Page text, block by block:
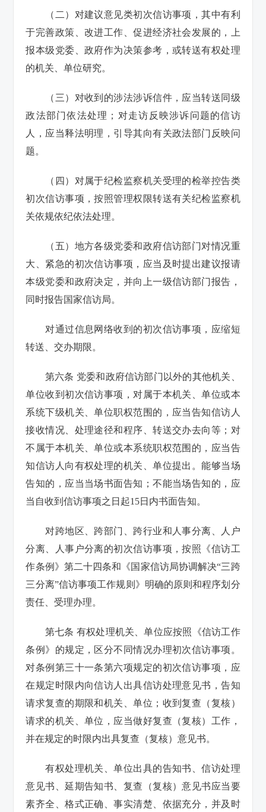
（二）对建议意见类初次信访事项，其中有利
于完善政策、改进工作、促进经济社会发展的，上
报本级党委、政府作为决策参考，或转送有权处理
的机关、单位研究。
（三）对收到的涉法涉诉信件，应当转送同级
政法部门依法处理；对走访反映涉诉问题的信访
人，应当释法明理，引导其向有关政法部门反映问
题。
（四）对属于纪检监察机关受理的检举控告类
初次信访事项，按照管理权限转送有关纪检监察机
关依规依纪依法处理。
（五）地方各级党委和政府信访部门对情况重
大、紧急的初次信访事项，应当及时提出建议报请
本级党委和政府决定，并向上一级信访部门报告，
同时报告国家信访局。
对通过信息网络收到的初次信访事项，应缩短
转送、交办期限。
第六条 党委和政府信访部门以外的其他机关、
单位收到初次信访事项，对属于本机关、单位或本
系统下级机关、单位职权范围的，应当告知信访人
接收情况、处理途径和程序、转送交办去向等；对
不属于本机关、单位或本系统职权范围的，应当告
知信访人向有权处理的机关、单位提出。能够当场
告知的，应当当场书面告知；不能当场告知的，应
当自收到信访事项之日起15日内书面告知。
对跨地区、跨部门、跨行业和人事分离、人户
分离、人事户分离的初次信访事项，按照《信访工
作条例》第二十四条和《国家信访局协调解决“三跨
三分离”信访事项工作规则》明确的原则和程序划分
责任、受理办理。
第七条 有权处理机关、单位应按照《信访工作
条例》的规定，区分不同情况办理初次信访事项。
对条例第三十一条第六项规定的初次信访事项，应
在规定时限内向信访人出具信访处理意见书，告知
请求复查的期限和机关、单位；收到复查（复核）
请求的机关、单位，应当做好复查（复核）工作，
并在规定的时限内出具复查（复核）意见书。
有权处理机关、单位出具的告知书、信访处理
意见书、延期告知书、复查（复核）意见书应当要
素齐全、格式正确、事实清楚、依据充分，并及时